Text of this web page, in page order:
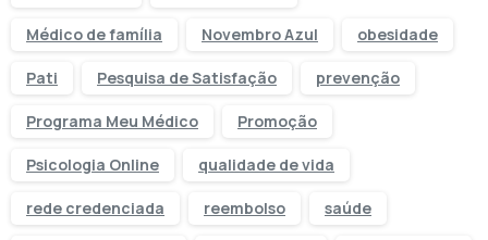
Médico de família Novembro Azul obesidade
Pati Pesquisa de Satisfação prevenção
Programa Meu Médico Promoção
Psicologia Online qualidade de vida
rede credenciada reembolso saúde